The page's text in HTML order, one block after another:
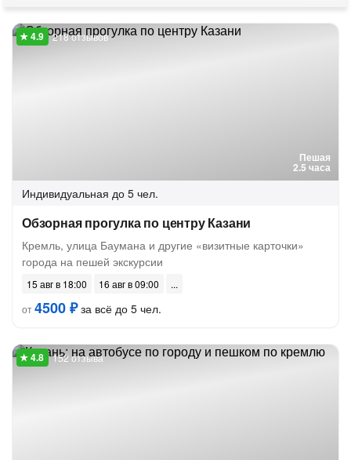
Пешая
2.5 часа
218 отзывов
Индивидуальная до 5 чел.
Обзорная прогулка по центру Казани
Кремль, улица Баумана и другие «визитные карточки»
города на пешей экскурсии
15 авг в 18:00
16 авг в 09:00
от4500 ₽за всё до 5 чел.
152 отзыва